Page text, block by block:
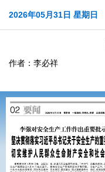
2026年05月31日 星期日
作者：李必祥